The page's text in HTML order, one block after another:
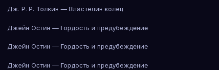
Дж. Р. Р. Толкин — Властелин колец
Джейн Остин — Гордость и предубеждение
Джейн Остин — Гордость и предубеждение
Джейн Остин — Гордость и предубеждение